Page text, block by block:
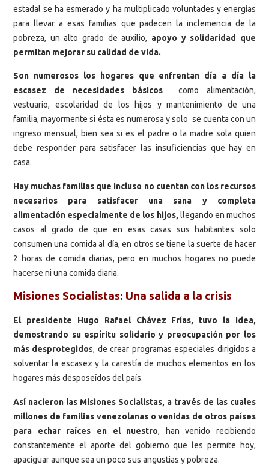
estadal se ha esmerado y ha multiplicado voluntades y energías
para llevar a esas familias que padecen la inclemencia de la
pobreza, un alto grado de auxilio, apoyo y solidaridad que
permitan mejorar su calidad de vida.
Son numerosos los hogares que enfrentan día a día la
escasez de necesidades básicos
como alimentación,
vestuario, escolaridad de los hijos y mantenimiento de una
familia, mayormente si ésta es numerosa y solo se cuenta con un
ingreso mensual, bien sea si es el padre o la madre sola quien
debe responder para satisfacer las insuficiencias que hay en
casa.
Hay muchas familias que incluso no cuentan con los recursos
necesarios para satisfacer una sana y completa
alimentación especialmente de los hijos, llegando en muchos
casos al grado de que en esas casas sus habitantes solo
consumen una comida al día, en otros se tiene la suerte de hacer
2 horas de comida diarias, pero en muchos hogares no puede
hacerse ni una comida diaria.
Misiones Socialistas: Una salida a la crisis
El presidente Hugo Rafael Chávez Frías, tuvo la idea,
demostrando su espíritu solidario y preocupación por los
más desprotegidos, de crear programas especiales dirigidos a
solventar la escasez y la carestía de muchos elementos en los
hogares más desposeídos del país.
Así nacieron las Misiones Socialistas, a través de las cuales
millones de familias venezolanas o venidas de otros países
para echar raíces en el nuestro, han venido recibiendo
constantemente el aporte del gobierno que les permite hoy,
apaciguar aunque sea un poco sus angustias y pobreza.